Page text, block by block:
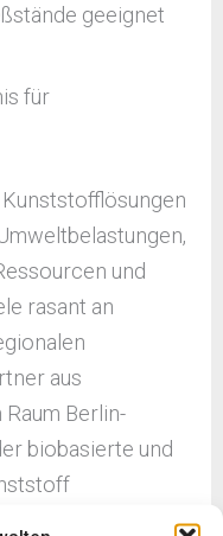
geeignet
für
und
rasant an
aus
Berlin-
biobasierte und